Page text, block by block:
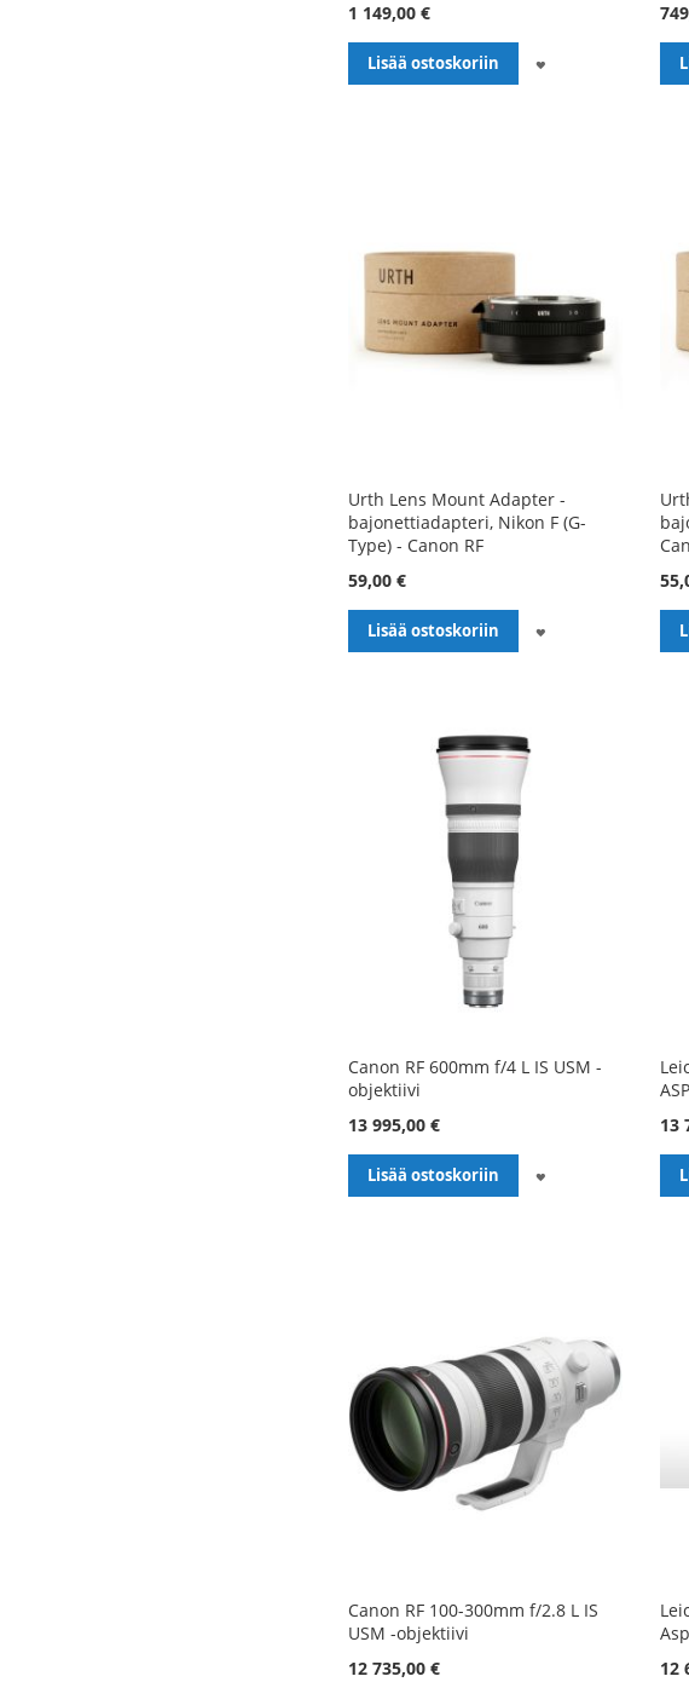
1 149,00 €
Lisää ostoskoriin
Urth Lens Mount Adapter -
bajonettiadapteri, Nikon F (G-
Type) - Canon RF
59,00 €
Lisää ostoskoriin
Canon RF 600mm f/4 L IS USM -
objektiivi
13 995,00 €
Lisää ostoskoriin
13
Canon RF 100-300mm f/2.8 L IS
USM -objektiivi
12 735,00 €
12